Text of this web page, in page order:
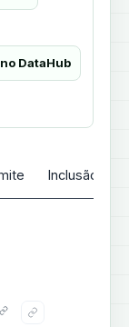
DataHub
Inclusão e